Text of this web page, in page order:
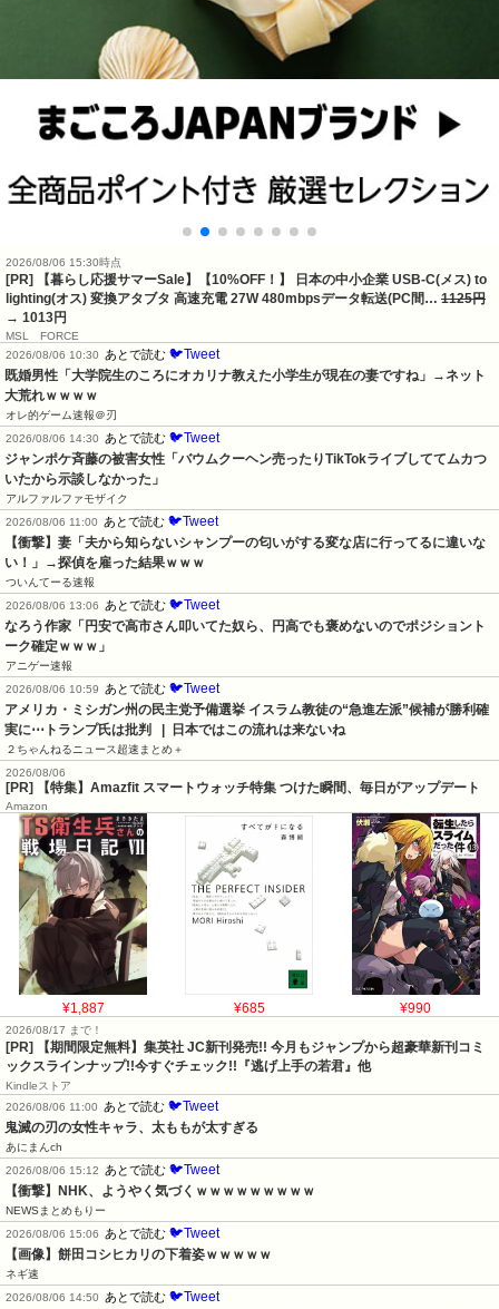
2026/08/06 15:30時点
[PR] 【暮らし応援サマーSale】【10%OFF！】 日本の中小企業 USB-C(メス) to
lighting(オス) 変換アタブタ 高速充電 27W 480mbpsデータ転送(PC間… 1125円
→ 1013円
MSL FORCE
2026/08/06 10:30
あとで読む 🐦Tweet
既婚男性「大学院生のころにオカリナ教えた小学生が現在の妻ですね」→ネット
大荒れｗｗｗｗ
オレ的ゲーム速報＠刃
2026/08/06 14:30
あとで読む 🐦Tweet
ジャンポケ斉藤の被害女性「バウムクーヘン売ったりTikTokライブしててムカつ
いたから示談しなかった」
アルファルファモザイク
2026/08/06 11:00
あとで読む 🐦Tweet
【衝撃】妻「夫から知らないシャンプーの匂いがする変な店に行ってるに違いな
い！」→探偵を雇った結果ｗｗｗ
ついんてーる速報
2026/08/06 13:06
あとで読む 🐦Tweet
なろう作家「円安で高市さん叩いてた奴ら、円高でも褒めないのでポジショント
ーク確定ｗｗｗ」
アニゲー速報
2026/08/06 10:59
あとで読む 🐦Tweet
アメリカ・ミシガン州の民主党予備選挙 イスラム教徒の“急進左派”候補が勝利確
実に⋯トランプ氏は批判   |  日本ではこの流れは来ないね
２ちゃんねるニュース超速まとめ＋
2026/08/06
[PR] 【特集】Amazfit スマートウォッチ特集 つけた瞬間、毎日がアップデート
Amazon
¥1,887 ¥685 ¥990
2026/08/17 まで！
[PR] 【期間限定無料】集英社 JC新刊発売!! 今月もジャンプから超豪華新刊コミ
ックスラインナップ!!今すぐチェック!!『逃げ上手の若君』他
Kindleストア
2026/08/06 11:00 あとで読む 🐦Tweet
鬼滅の刃の女性キャラ、太ももが太すぎる
あにまんch
2026/08/06 15:12 あとで読む 🐦Tweet
【衝撃】NHK、ようやく気づくｗｗｗｗｗｗｗｗｗ
NEWSまとめもりー
2026/08/06 15:06 あとで読む 🐦Tweet
【画像】餅田コシヒカリの下着姿ｗｗｗｗｗ
ネギ速
2026/08/06 14:50 あとで読む 🐦Tweet